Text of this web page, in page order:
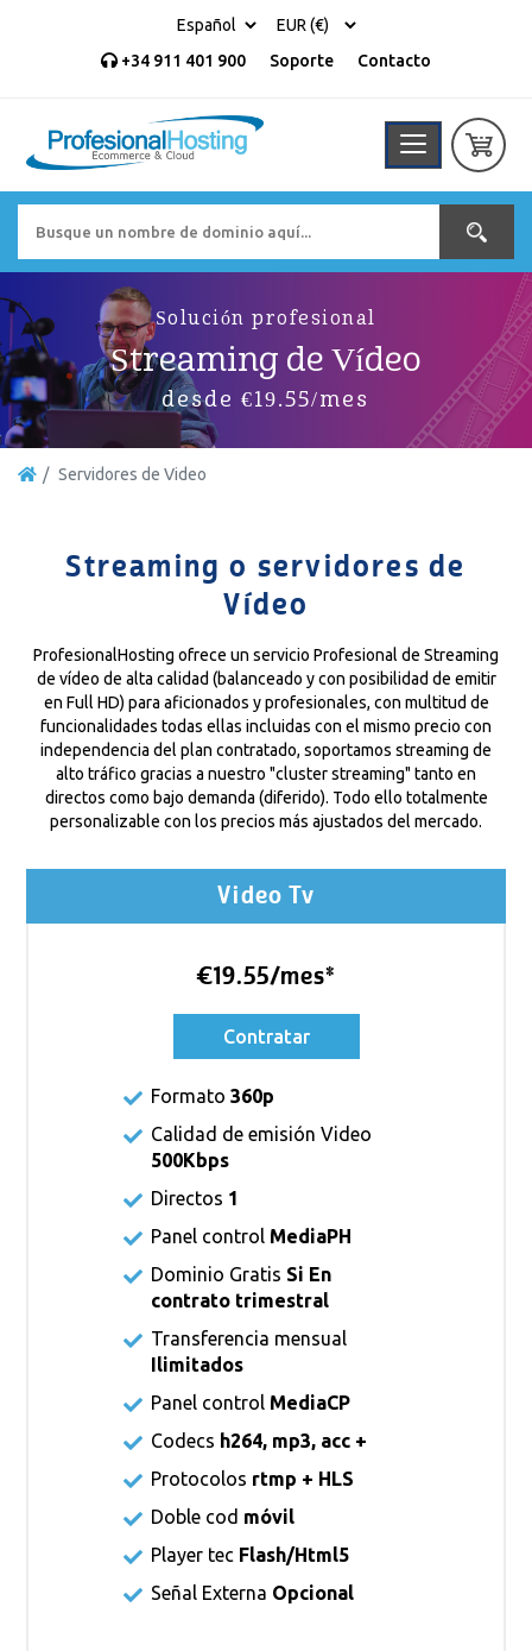
+34 911 401 900 Soporte Contacto
Solución profesional
Streaming de Vídeo
desde €19.55/mes
Servidores de Video
Streaming o servidores de
Vídeo
ProfesionalHosting ofrece un servicio Profesional de Streaming
de vídeo de alta calidad (balanceado y con posibilidad de emitir
en Full HD) para aficionados y profesionales, con multitud de
funcionalidades todas ellas incluidas con el mismo precio con
independencia del plan contratado, soportamos streaming de
alto tráfico gracias a nuestro "cluster streaming" tanto en
directos como bajo demanda (diferido). Todo ello totalmente
personalizable con los precios más ajustados del mercado.
Video Tv
€19.55/mes*
Contratar
Formato 360p
Calidad de emisión Video
500Kbps
Directos 1
Panel control MediaPH
Dominio Gratis Si En
contrato trimestral
Transferencia mensual
Ilimitados
Panel control MediaCP
Codecs h264, mp3, acc +
Protocolos rtmp + HLS
Doble cod móvil
Player tec Flash/Html5
Señal Externa Opcional